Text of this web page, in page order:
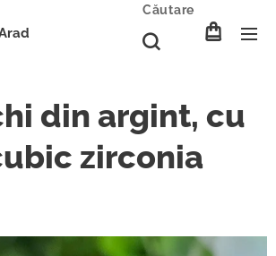
Căutare
din argint, cu
zirconia